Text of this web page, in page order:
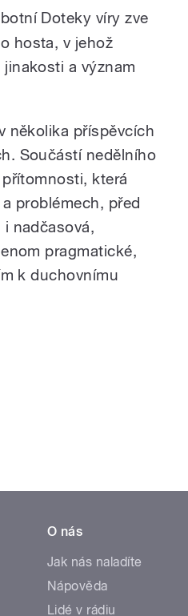
Doteky víry zve
hosta, v jehož
a význam
několika příspěvcích
Součástí nedělního
která
problémech, před
nadčasová,
pragmatické,
k duchovnímu
O nás
Jak nás naladíte
Nápověda
Lidé v rádiu